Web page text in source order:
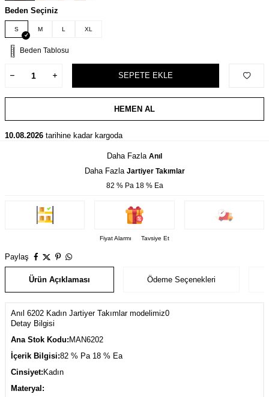
Beden Seçiniz
S M L XL
Beden Tablosu
SEPETE EKLE
HEMEN AL
10.08.2026 tarihine kadar kargoda
Daha Fazla Anıl
Daha Fazla Jartiyer Takımlar
82 % Pa 18 % Ea
Fiyat Alarmı Tavsiye Et
Paylaş
Ürün Açıklaması Ödeme Seçenekleri
Anıl 6202 Kadın Jartiyer Takımlar modelimiz0
Detay Bilgisi
Ana Stok Kodu: MAN6202
İçerik Bilgisi:82 % Pa 18 % Ea
Cinsiyet: Kadın
Materyal: